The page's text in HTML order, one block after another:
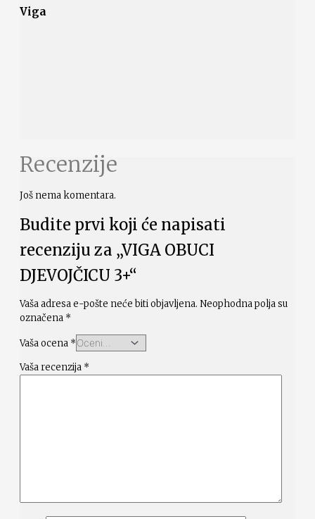
Viga
Recenzije
Još nema komentara.
Budite prvi koji će napisati
recenziju za „VIGA OBUCI
DJEVOJČICU 3+“
Vaša adresa e-pošte neće biti objavljena. Neophodna polja su
označena *
Vaša ocena *
Vaša recenzija *